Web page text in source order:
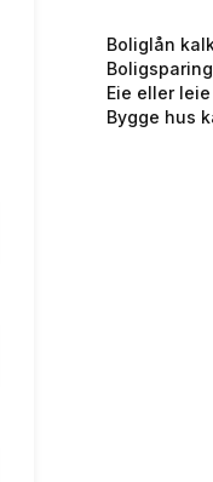
Boliglån
Eie eller
Bygge hus